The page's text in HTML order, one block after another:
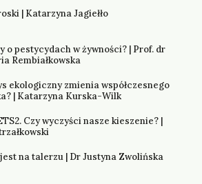
| Katarzyna Jagiełło
o pestycydach w żywności? | Prof. dr
Rembiałkowska
ekologiczny zmienia współczesnego
| Katarzyna Kurska-Wilk
Czy wyczyści nasze kieszenie? |
na talerzu | Dr Justyna Zwolińska